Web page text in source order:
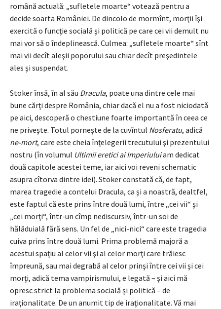
română actuală: „sufletele moarte“ votează pentru a
decide soarta României. De dincolo de mormînt, morţii îşi
exercită o funcţie socială şi politică pe care cei vii demult nu
mai vor să o îndeplinească. Culmea: „sufletele moarte“ sînt
mai vii decît aleşii poporului sau chiar decît preşedintele
ales și suspendat.
Stoker însă, în al său Dracula, poate una dintre cele mai
bune cărţi despre România, chiar dacă el nu a fost niciodată
pe aici, descoperă o chestiune foarte importantă în ceea ce
ne priveşte. Totul porneşte de la cuvîntul Nosferatu, adică
ne-mort, care este cheia înţelegerii trecutului şi prezentului
nostru (în volumul Ultimii eretici ai Imperiuluiam dedicat
două capitole acestei teme, iar aici voi reveni schematic
asupra cîtorva dintre idei). Stoker constată că, de fapt,
marea tragedie a contelui Dracula, ca şi a noastră, dealtfel,
este faptul că este prins între două lumi, între „cei vii“ şi
„cei morţi“, într-un cîmp nediscursiv, într-un soi de
hălăduială fără sens. Un fel de „nici-nici“ care este tragedia
cuiva prins între două lumi. Prima problemă majoră a
acestui spaţiu al celor vii şi al celor morţi care trăiesc
împreună, sau mai degrabă al celor prinşi între cei vii şi cei
morţi, adică tema vampirismului, e legată – şi aici mă
opresc strict la problema socială şi politică – de
iraţionalitate. De un anumit tip de iraţionalitate. Vă mai